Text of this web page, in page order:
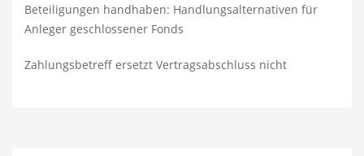
Beteiligungen handhaben: Handlungsalternativen für
Anleger geschlossener Fonds
Zahlungsbetreff ersetzt Vertragsabschluss nicht